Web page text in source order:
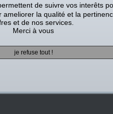
Pirelli, pneus Michelin,
enduro, nous
acheter un pneu pas cher
proposons des pneus
de livraison très rapide.
de suivre vos interêts
ameliorer la qualité et la
et de nos services.
Merci à vous